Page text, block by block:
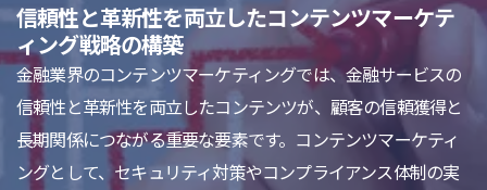
信頼性と革新性を両立したコンテンツマーケテ
ィング戦略の構築
金融業界のコンテンツマーケティングでは、金融サービスの
信頼性と革新性を両立したコンテンツが、顧客の信頼獲得と
長期関係につながる重要な要素です。コンテンツマーケティ
ングとして、セキュリティ対策やコンプライアンス体制の実